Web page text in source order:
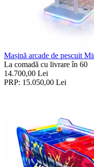
Mașină arcade de pescuit
La comadã cu livrare în 60
14.700,00 Lei
PRP: 15.050,00 Lei